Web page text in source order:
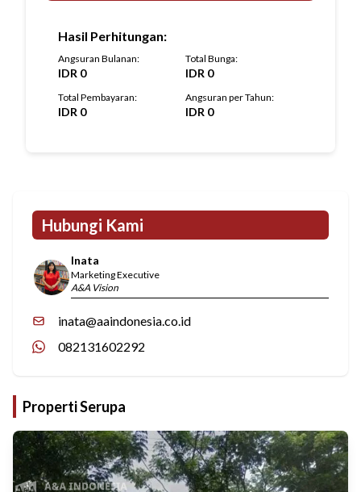
Hasil Perhitungan:
Angsuran Bulanan:
IDR 0
Total Bunga:
IDR 0
Total Pembayaran:
IDR 0
Angsuran per Tahun:
IDR 0
Hubungi Kami
Inata
Marketing Executive
A&A Vision
inata@aaindonesia.co.id
082131602292
Properti Serupa